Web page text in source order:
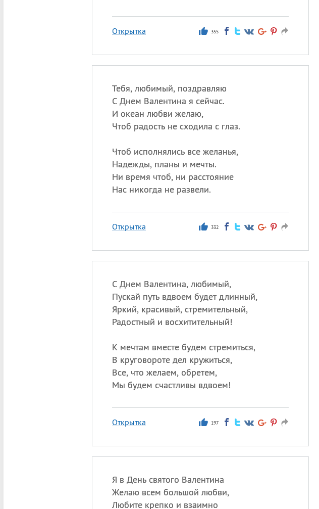
Открытка 355
Тебя, любимый, поздравляю
С Днем Валентина я сейчас.
И океан любви желаю,
Чтоб радость не сходила с глаз.
Чтоб исполнялись все желанья,
Надежды, планы и мечты.
Ни время чтоб, ни расстояние
Нас никогда не развели.
Открытка 332
С Днем Валентина, любимый,
Пускай путь вдвоем будет длинный,
Яркий, красивый, стремительный,
Радостный и восхитительный!
К мечтам вместе будем стремиться,
В круговороте дел кружиться,
Все, что желаем, обретем,
Мы будем счастливы вдвоем!
Открытка 197
Я в День святого Валентина
Желаю всем большой любви,
Любите крепко и взаимно